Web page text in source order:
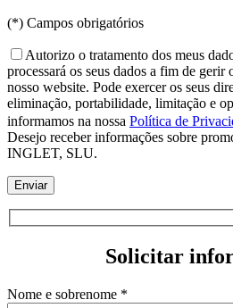
(*) Campos obrigatórios
Autorizo o tratamento dos meus
processará os seus dados a fim de gerir
nosso website. Pode exercer os seus
eliminação, portabilidade, limitação e
informamos na nossa Política de
Desejo receber informações sobre
INGLET, SLU.
Solicitar
Nome e sobrenome *